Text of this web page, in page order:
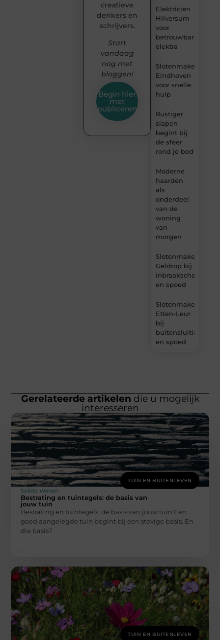
Elektricien
Hilversum
voor
betrouwbare
elektra
Slotenmaker
Eindhoven
voor snelle
hulp
Rustiger
slapen
begint bij
de sfeer
rond je bed
Moderne
haarden
als
onderdeel
van de
woning
van
morgen
Slotenmaker
Geldrop bij
inbraakschade
en spoed
Slotenmaker
Etten-Leur
bij
buitensluiting
en spoed
creatieve
denkers en
schrijvers.
Start
vandaag
nog met
bloggen!
Begin hier
met
publiceren
Gerelateerde artikelen die u mogelijk
interesseren
TUIN EN BUITENLEVEN
Solido Wonen
Bestrating en tuintegels: de basis van
jouw tuin
Bestrating en tuintegels: de basis van jouw tuin Een
goed aangelegde tuin begint bij een stevige basis. En
die basis?
TUIN EN BUITENLEVEN